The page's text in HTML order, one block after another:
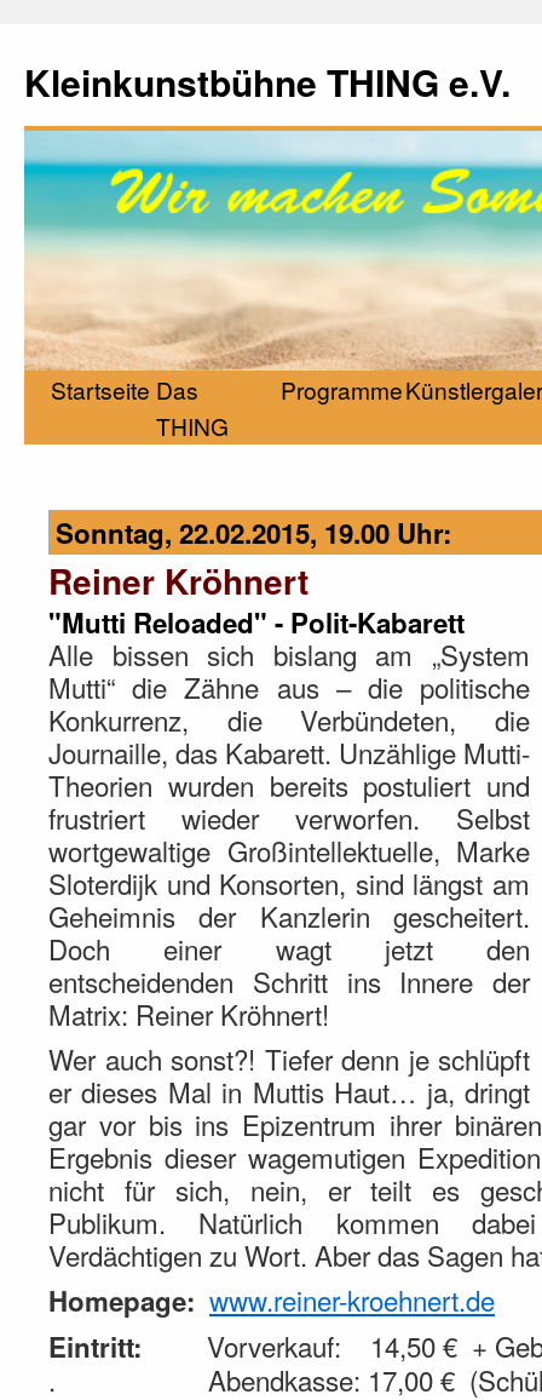
Kleinkunstbühne THING e.V.
Startseite Das
THING
Programme
Sonntag, 22.02.2015, 19.00 Uhr:
Reiner Kröhnert
"Mutti Reloaded" - Polit-Kabarett
Alle bissen sich bislang am „System
Mutti“ die Zähne aus – die politische
Konkurrenz, die Verbündeten, die
Journaille, das Kabarett. Unzählige Mutti-
Theorien wurden bereits postuliert und
frustriert wieder verworfen. Selbst
wortgewaltige Großintellektuelle, Marke
Sloterdijk und Konsorten, sind längst am
Geheimnis der Kanzlerin gescheitert.
Doch einer wagt jetzt den
entscheidenden Schritt ins Innere der
Matrix: Reiner Kröhnert!
Wer auch sonst?! Tiefer denn je schlüpft
er dieses Mal in Muttis Haut… ja, dringt
gar vor bis ins Epizentrum ihrer
Ergebnis dieser wagemutigen
nicht für sich, nein, er teilt es
Publikum. Natürlich kommen
Verdächtigen zu Wort. Aber das Sagen
Homepage: www.reiner-kroehnert.de
Eintritt: Vorverkauf: 14,50 € +
. Abendkasse: 17,00 €